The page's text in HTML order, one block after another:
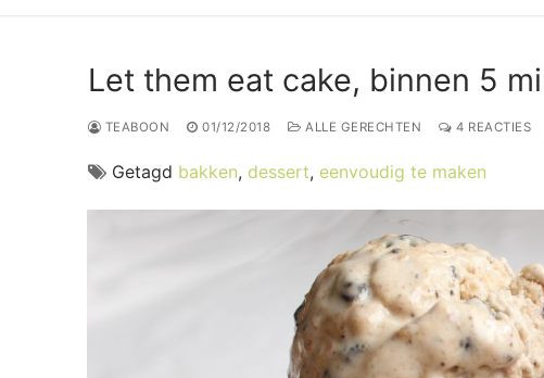
Let them eat cake, binnen 5
TEABOON 01/12/2018 ALLE GERECHTEN 4 REACTIES
Getagd bakken, dessert, eenvoudig te maken